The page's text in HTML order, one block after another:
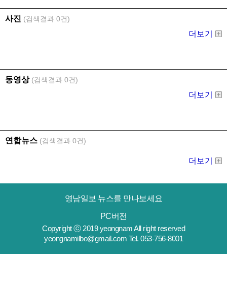
영남일보 뉴스를 만나보세요
PC버전
Copyright ⓒ 2019 yeongnam All right reserved
yeongnamilbo@gmail.com Tel. 053-756-8001